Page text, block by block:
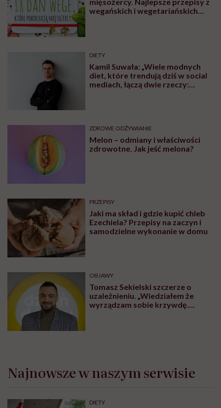
wegańskich i wegetariańskich
DIETY
Kamil Suwała: „Wiele modnych
diet, które trendują dziś w social
mediach, łączą dwie rzeczy:
ZDROWE ODŻYWIANIE
Melon – odmiany i właściwości
zdrowotne. Jak jeść melona?
PRZEPISY
Jaki ma skład i gdzie kupić chleb
Ezechiela? Przepisy na zaczyn i
samodzielne wykonanie w domu
OBJAWY
Tomasz Sekielski szczerze o
uzależnieniu. „Wiedziałem że
wyrządzam sobie krzywdę.
Najnowsze w naszym serwisie
DIETY